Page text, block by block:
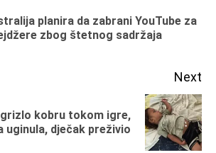
planira da zabrani YouTube za
zbog štetnog sadržaja
Next
kobru tokom igre,
uginula, dječak preživio